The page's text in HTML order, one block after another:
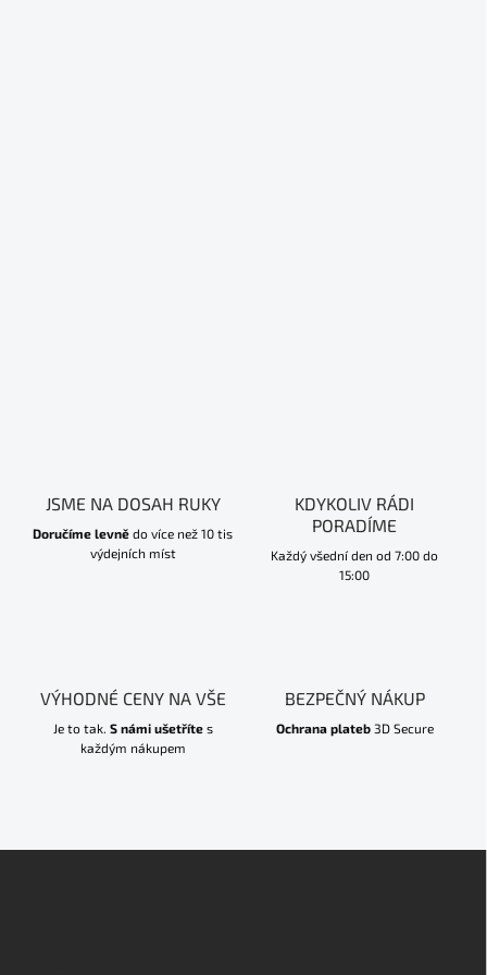
JSME NA DOSAH RUKY
Doručíme levně do více než 10 tis
výdejních míst
KDYKOLIV RÁDI
PORADÍME
Každý všední den od 7:00 do
15:00
VÝHODNÉ CENY NA VŠE
Je to tak. S námi ušetřítes
každým nákupem
BEZPEČNÝ NÁKUP
Ochrana plateb3D Secure